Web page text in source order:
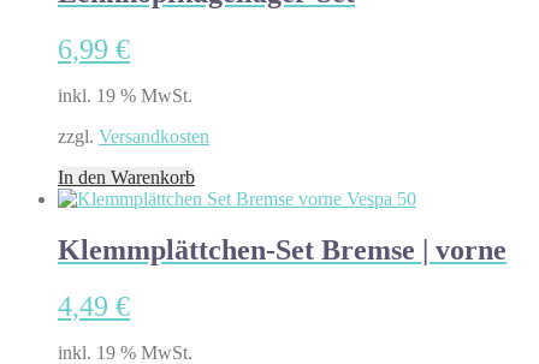
6,99 €
inkl. 19 % MwSt.
zzgl. Versandkosten
In den Warenkorb
Klemmplättchen-Set Bremse | vorne
4,49 €
inkl. 19 % MwSt.